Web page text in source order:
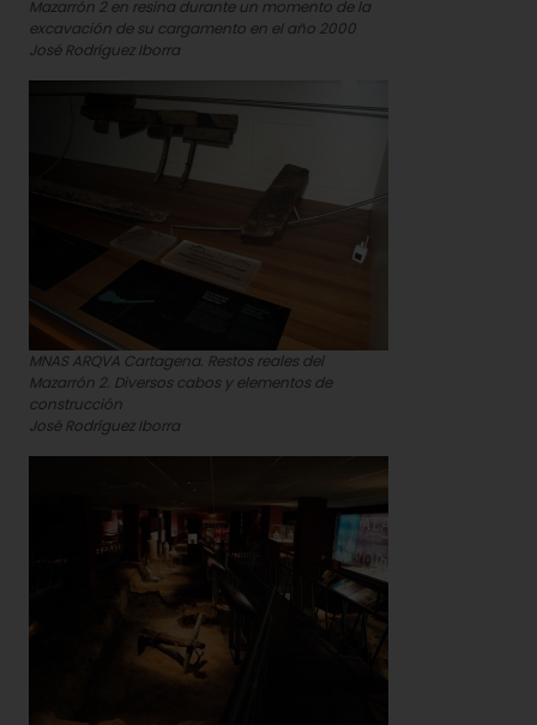
Mazarrón 2 en resina durante un momento de la
excavación de su cargamento en el año 2000
José Rodríguez Iborra
MNAS ARQVA Cartagena. Restos reales del
Mazarrón 2. Diversos cabos y elementos de
construcción
José Rodríguez Iborra